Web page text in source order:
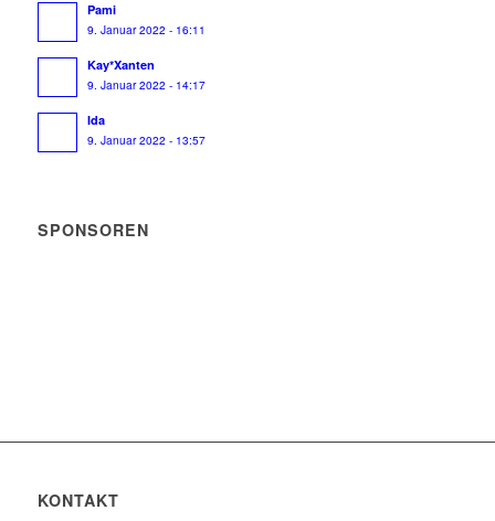
Pami
9. Januar 2022 - 16:11
Kay*Xanten
9. Januar 2022 - 14:17
Ida
9. Januar 2022 - 13:57
SPONSOREN
KONTAKT